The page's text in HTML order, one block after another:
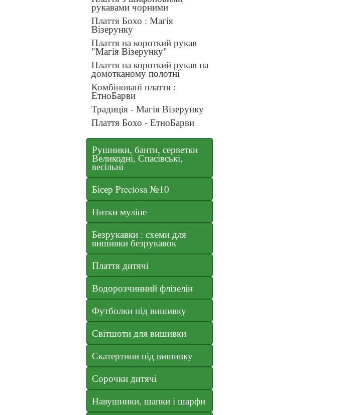
рукавами чорними
Плаття Бохо : Магія
Візерунку
Плаття на короткий рукав
"Магія Візерунку"
Плаття на короткий рукав на
домотканому полотні
Комбіновані плаття :
ЕтноБарви
Традиція - Магія Візерунку
Плаття Бохо - ЕтноБарви
Рушники, банти, серветки
Великодні, Спасівські,
весільні
Бісер Preciosa №10
Нитки муліне
Безрукавки : схеми для
вишивки безрукавок
Плаття дитячі
Водорозчинний флізелін
Футболки під вишивку
Світшоти для вишивки
Скатертини під вишивку
Сорочки дитячі
Навушники, шапки і шарфи